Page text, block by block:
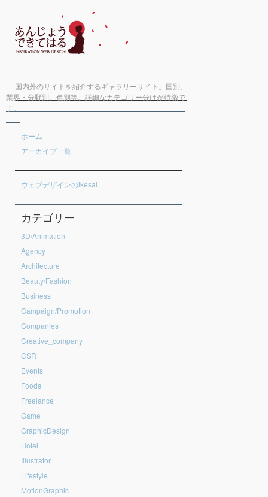
国内外のサイトを紹介するギャラリーサイト。国別、
業界・分野別、色別等、詳細なカテゴリー分けが特徴で
す。
ホーム
アーカイブ一覧
ウェブデザインのikesai
カテゴリー
3D/Animation
Agency
Architecture
Beauty/Fashion
Business
Campaign/Promotion
Companies
Creative_company
CSR
Events
Foods
Freelance
Game
GraphicDesign
Hotel
Illustrator
Lifestyle
MotionGraphic